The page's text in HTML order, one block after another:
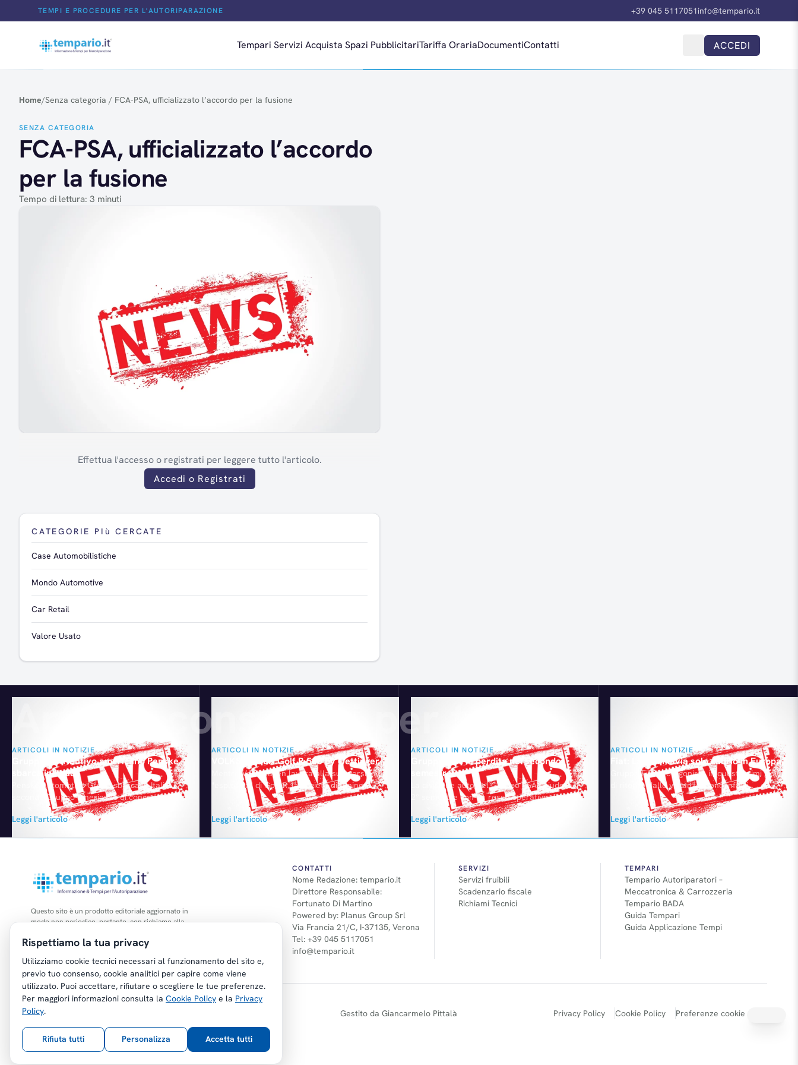
Salta al contenutoTEMPI E PROCEDURE PER L'AUTORIPARAZIONE +39 045 5117051info@tempario.it
Tempari Servizi Acquista Spazi PubblicitariTariffa OrariaDocumentiContatti ACCEDI
Home/Senza categoria / FCA-PSA, ufficializzato l’accordo per la fusione
SENZA CATEGORIA
FCA-PSA, ufficializzato l’accordo
per la fusione
Tempo di lettura: 3 minuti
Effettua l'accesso o registrati per leggere tutto l'articolo.
Accedi o Registrati
CATEGORIE PIù CERCATE
Case Automobilistiche
Mondo Automotive
Car Retail
Valore Usato
Articoli consigliati per te
ARTICOLI IN NOTIZIE
Gruppo distributivo americano Penske
sbarca in Italia
Penske Automotive Group sbarca in Italia. Il
secondo Gruppo americano di concessionari
auto (quotato a Wall Street) ha infatti siglato
una joint venture con Andrea Mantellini,
Mantellini sarà il responsabile dell’azienda.
La joint…
Leggi l'articolo
ARTICOLI IN NOTIZIE
VOLKSWAGEN Golf R 500 by Oettinger
Mentre Volkswagen lavora alla sua versione
"esplosiva" di Golf R, la società di tuning
Oettinger ha esibito al raduno GTI del
Woerthersee, in Austria, un allestimento da
fuori serie della top seller tedesca. Si tratta
Leggi l'articolo
ARTICOLI IN NOTIZIE
Gruppo PSA in perdita nel secondo
semestre
La divisione auto del Gruppo PSA chiuderà il
2° semestre con un rosso operativo di circa
405 milioni di Euro a causa della crisi
economica che penalizza le vendite in
Leggi l'articolo
ARTICOLI IN NOTIZIE
Fiat: Lancia Flavia solo cabrio in Europa
Gruppo Fiat protagonista in questi primi giorni
di ritorno dalle vacanze. Sono infatti
numerose le questioni aperte, a cominciare
dai piani europei relativi alla nuova Lancia
Flavia, derivata della Chrysler 200. Lo scorso
lasciato…
Leggi l'articolo
Questo sito è un prodotto editoriale aggiornato in
modo non periodico, pertanto, con richiamo alla
obblighi di registrazione di cui all'art. 5 della L.
CONTATTI
Nome Redazione: tempario.it
Direttore Responsabile:
Fortunato Di Martino
Powered by: Planus Group Srl
Via Francia 21/C, I-37135, Verona
Tel: +39 045 5117051
info@tempario.it
SERVIZI
Servizi fruibili
Scadenzario fiscale
Richiami Tecnici
TEMPARI
Tempario Autoriparatori –
Meccatronica & Carrozzeria
Tempario BADA
Guida Tempari
Guida Applicazione Tempi
Planus Group Srl - P.I. IT03584100238
Gestito da Giancarmelo Pittalà Privacy Policy Cookie Policy Preferenze cookie
Rispettiamo la tua privacy
Utilizziamo cookie tecnici necessari al funzionamento del sito e,
previo tuo consenso, cookie analitici per capire come viene
utilizzato. Puoi accettare, rifiutare o scegliere le tue preferenze.
Per maggiori informazioni consulta la Cookie Policy e la Privacy
Policy.
Rifiuta tutti Personalizza Accetta tutti